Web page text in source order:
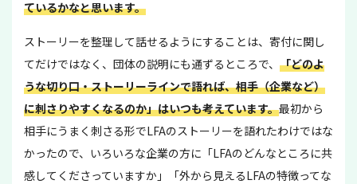
ているかなと思います。
ストーリーを整理して話せるようにすることは、寄付に関し
てだけではなく、団体の説明にも通ずるところで、 「どのよ
うな切り口・ストーリーラインで語れば、相手（企業など）
に刺さりやすくなるのか」はいつも考えています。最初から
相手にうまく刺さる形でLFAのストーリーを語れたわけではな
かったので、いろいろな企業の方に「LFAのどんなところに共
感してくださっていますか」「外から見えるLFAの特徴ってな